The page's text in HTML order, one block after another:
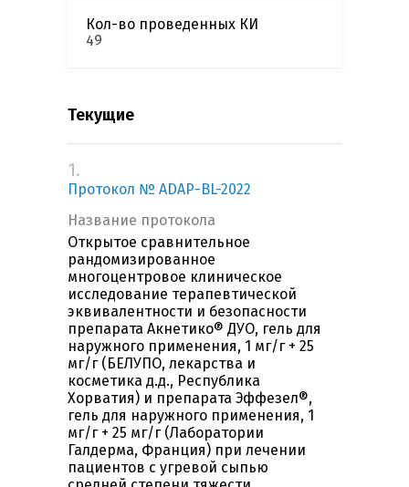
Кол-во проведенных КИ
49
Текущие
1.
Протокол № ADAP-BL-2022
Название протокола
Открытое сравнительное
рандомизированное
многоцентровое клиническое
исследование терапевтической
эквивалентности и безопасности
препарата Акнетико® ДУО, гель для
наружного применения, 1 мг/г + 25
мг/г (БЕЛУПО, лекарства и
косметика д.д., Республика
Хорватия) и препарата Эффезел®,
гель для наружного применения, 1
мг/г + 25 мг/г (Лаборатории
Галдерма, Франция) при лечении
пациентов с угревой сыпью